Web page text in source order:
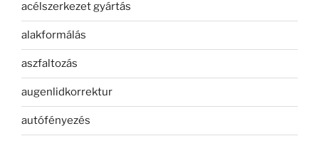
acélszerkezet gyártás
alakformálás
aszfaltozás
augenlidkorrektur
autófényezés